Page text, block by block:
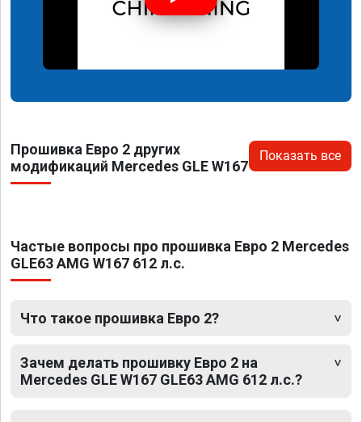
Прошивка Евро 2 других
модификаций Mercedes GLE W167
Показать все
Частые вопросы про прошивка Евро 2 Mercedes
GLE63 AMG W167 612 л.с.
Что такое прошивка Евро 2?
Зачем делать прошивку Евро 2 на
Mercedes GLE W167 GLE63 AMG 612 л.с.?